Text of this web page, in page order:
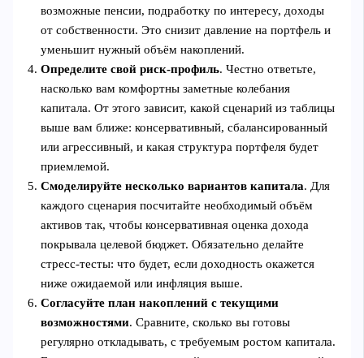
возможные пенсии, подработку по интересу, доходы
от собственности. Это снизит давление на портфель и
уменьшит нужный объём накоплений.
Определите свой риск-профиль. Честно ответьте,
насколько вам комфортны заметные колебания
капитала. От этого зависит, какой сценарий из таблицы
выше вам ближе: консервативный, сбалансированный
или агрессивный, и какая структура портфеля будет
приемлемой.
Смоделируйте несколько вариантов капитала. Для
каждого сценария посчитайте необходимый объём
активов так, чтобы консервативная оценка дохода
покрывала целевой бюджет. Обязательно делайте
стресс-тесты: что будет, если доходность окажется
ниже ожидаемой или инфляция выше.
Согласуйте план накоплений с текущими
возможностями. Сравните, сколько вы готовы
регулярно откладывать, с требуемым ростом капитала.